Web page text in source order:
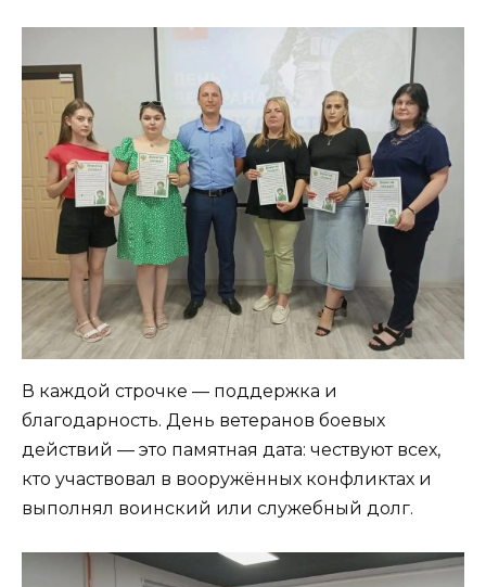
В каждой строчке — поддержка и
благодарность. День ветеранов боевых
действий — это памятная дата: чествуют всех,
кто участвовал в вооружённых конфликтах и
выполнял воинский или служебный долг.